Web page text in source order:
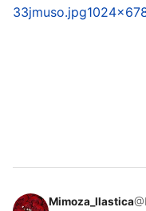
33jmuso.jpg
Mimoza_llastica